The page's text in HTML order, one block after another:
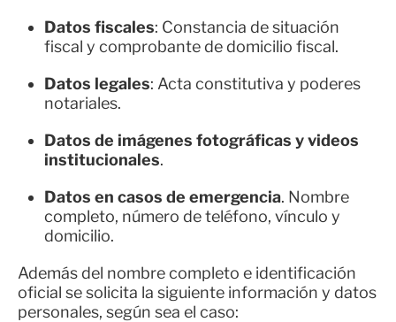
Datos fiscales: Constancia de situación
fiscal y comprobante de domicilio fiscal.
Datos legales: Acta constitutiva y poderes
notariales.
Datos de imágenes fotográficas y videos
institucionales.
Datos en casos de emergencia. Nombre
completo, número de teléfono, vínculo y
domicilio.
Además del nombre completo e identificación
oficial se solicita la siguiente información y datos
personales, según sea el caso: